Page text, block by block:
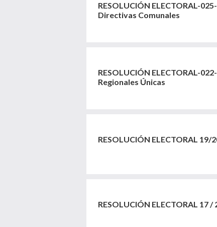
RESOLUCIÓN ELECTORAL-
Directivas Comunales
RESOLUCIÓN ELECTORAL-
Regionales Únicas
RESOLUCIÓN ELECTORAL 19/
RESOLUCIÓN ELECTORAL 17 /